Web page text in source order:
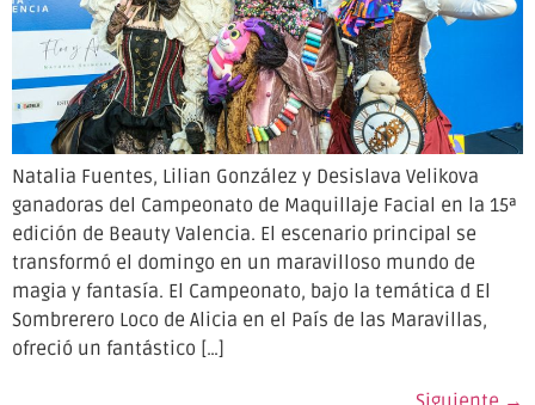
Natalia Fuentes, Lilian González y Desislava Velikova
ganadoras del Campeonato de Maquillaje Facial en la 15ª
edición de Beauty Valencia. El escenario principal se
transformó el domingo en un maravilloso mundo de
magia y fantasía. El Campeonato, bajo la temática d El
Sombrerero Loco de Alicia en el País de las Maravillas,
ofreció un fantástico […]